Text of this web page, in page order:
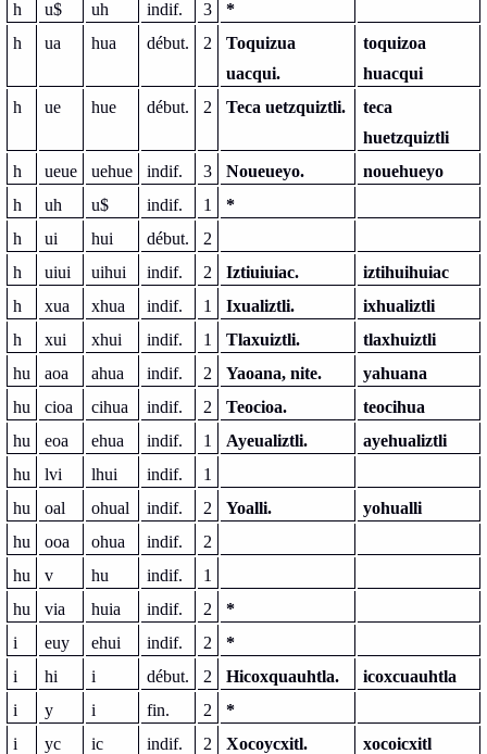
h
u$ uh indif. 3
*
h
ua hua début. 2
Toquizua
uacqui.
toquizoa
huacqui
h
ue hue début. 2 Teca uetzquiztli.
teca
huetzquiztli
h
ueue uehue indif. 3 Noueueyo.
nouehueyo
h
uh u$ indif. 1
*
h
ui hui début.
2
h
uiui uihui indif. 2 Iztiuiuiac.
iztihuihuiac
h
xua xhua indif. 1 Ixualiztli.
ixhualiztli
h
xui xhui indif. 1 Tlaxuiztli.
tlaxhuiztli
hu
aoa ahua indif. 2 Yaoana, nite.
yahuana
hu
cioa cihua indif. 2 Teocioa.
teocihua
hu
eoa ehua indif. 1 Ayeualiztli.
ayehualiztli
hu
lvi lhui indif.
1
hu
oal ohual indif. 2 Yoalli.
yohualli
hu
ooa ohua indif.
2
hu
v hu indif.
1
hu
via huia indif. 2
*
i
euy ehui indif. 2
*
i
hi i début. 2 Hicoxquauhtla.
icoxcuauhtla
i
y i fin. 2
*
i
yc ic indif. 2 Xocoycxitl.
xocoicxitl